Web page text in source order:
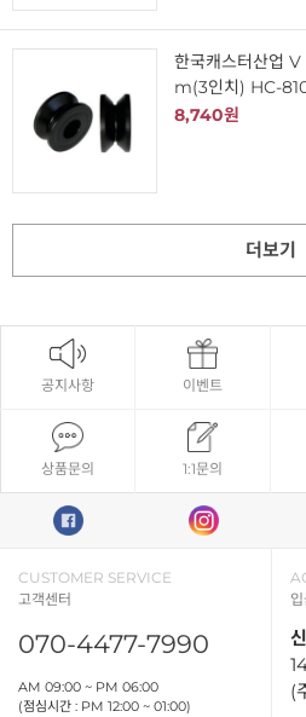
한국캐스터산업
m(3인치) HC-
8,740원
더보기
공지사항 이벤트
상품문의 1:1문의
CUSTOMER SERVICE
고객센터
070-4477-7990
AM 09:00 ~ PM 06:00
(점심시간 : PM 12:00 ~ 01:00)
(